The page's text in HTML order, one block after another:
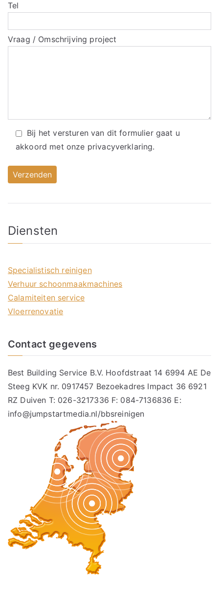
Tel
Vraag / Omschrijving project
Bij het versturen van dit formulier gaat u
akkoord met onze privacyverklaring.
Diensten
Specialistisch reinigen
Verhuur schoonmaakmachines
Calamiteiten service
Vloerrenovatie
Contact gegevens
Best Building Service B.V. Hoofdstraat 14 6994 AE De
Steeg KVK nr. 0917457 Bezoekadres Impact 36 6921
RZ Duiven T: 026-3217336 F: 084-7136836 E:
info@jumpstartmedia.nl/bbsreinigen